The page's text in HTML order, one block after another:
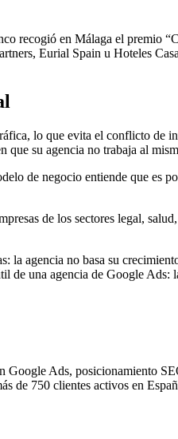
recogió en Málaga el premio
Eurial Spain u Hoteles
lo que evita el conflicto de
su agencia no trabaja al
de negocio entiende que es
de los sectores legal,
la agencia no basa su
una agencia de Google Ads:
Ads, posicionamiento
de 750 clientes activos en